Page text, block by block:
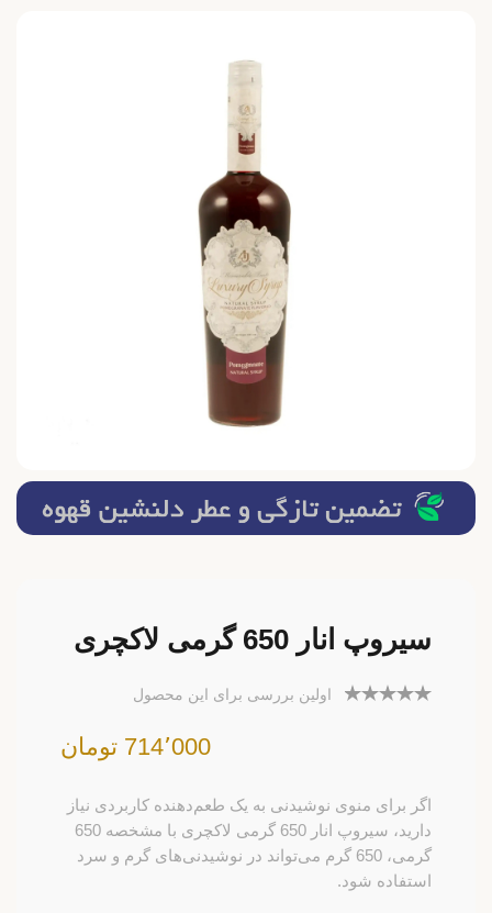
سیروپ انار 650 گرمی لاکچری
اولین بررسی برای این محصول
714٬000 تومان
اگر برای منوی نوشیدنی به یک طعم‌دهنده کاربردی نیاز
دارید، سیروپ انار 650 گرمی لاکچری با مشخصه 650
گرمی، 650 گرم می‌تواند در نوشیدنی‌های گرم و سرد
استفاده شود.